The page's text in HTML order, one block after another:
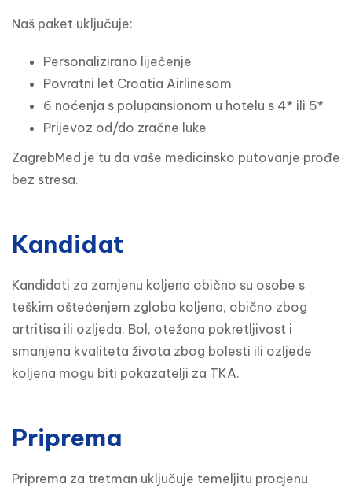
Naš paket uključuje:
Personalizirano liječenje
Povratni let Croatia Airlinesom
6 noćenja s polupansionom u hotelu s 4* ili 5*
Prijevoz od/do zračne luke
ZagrebMed je tu da vaše medicinsko putovanje prođe
bez stresa.
Kandidat
Kandidati za zamjenu koljena obično su osobe s
teškim oštećenjem zgloba koljena, obično zbog
artritisa ili ozljeda. Bol, otežana pokretljivost i
smanjena kvaliteta života zbog bolesti ili ozljede
koljena mogu biti pokazatelji za TKA.
Priprema
Priprema za tretman uključuje temeljitu procjenu